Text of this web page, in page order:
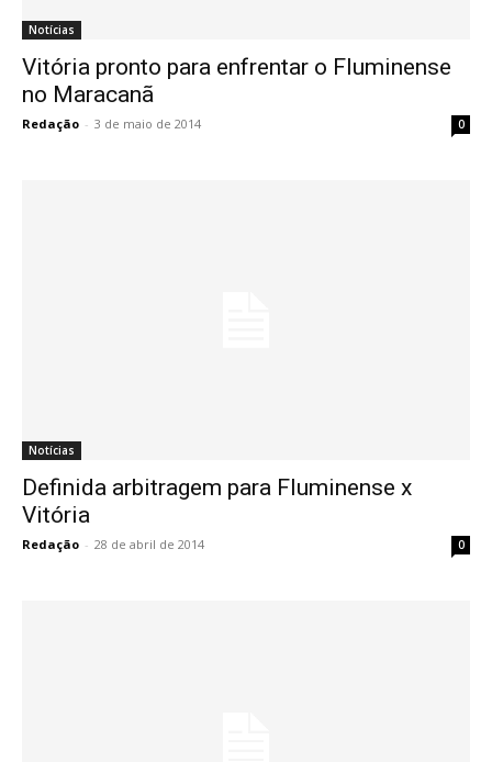
Notícias
Vitória pronto para enfrentar o Fluminense
no Maracanã
Redação - 3 de maio de 2014 0
Notícias
Definida arbitragem para Fluminense x
Vitória
Redação - 28 de abril de 2014 0